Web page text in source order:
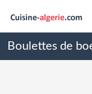
Boulettes de